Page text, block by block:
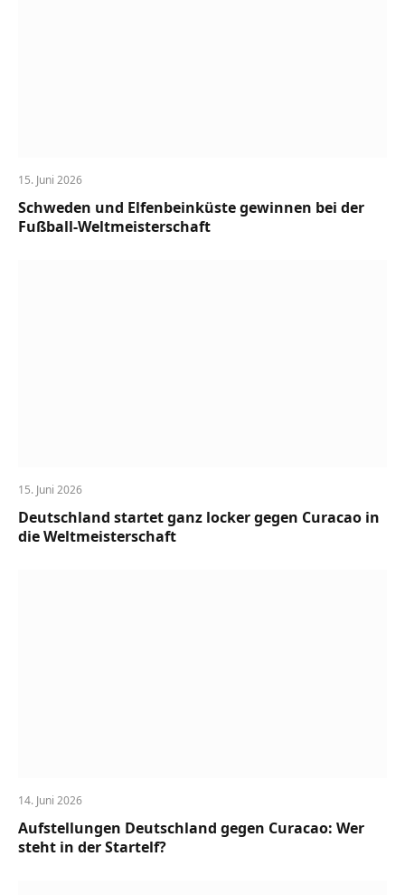
15. Juni 2026
Schweden und Elfenbeinküste gewinnen bei der
Fußball-Weltmeisterschaft
15. Juni 2026
Deutschland startet ganz locker gegen Curacao in
die Weltmeisterschaft
14. Juni 2026
Aufstellungen Deutschland gegen Curacao: Wer
steht in der Startelf?